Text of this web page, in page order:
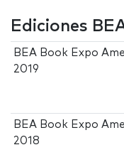
Ediciones
BEA Book Expo
2019
BEA Book Expo
2018